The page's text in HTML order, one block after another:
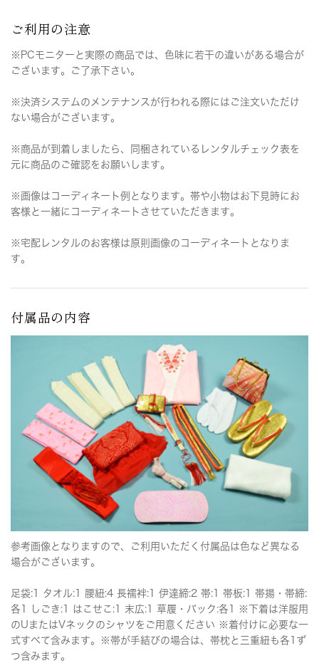
ご利用の注意
※PCモニターと実際の商品では、色味に若干の違いがある場合が
ございます。ご了承下さい。
※決済システムのメンテナンスが行われる際にはご注文いただけ
ない場合がございます。
※商品が到着しましたら、同梱されているレンタルチェック表を
元に商品のご確認をお願いします。
※画像はコーディネート例となります。帯や小物はお下見時にお
客様と一緒にコーディネートさせていただきます。
※宅配レンタルのお客様は原則画像のコーディネートとなりま
す。
付属品の内容
参考画像となりますので、ご利用いただく付属品は色など異なる
場合がございます。
足袋:1 タオル:1 腰紐:4 長襦袢:1 伊達締:2 帯:1 帯板:1 帯揚・帯締:
各1 しごき:1 はこせこ:1 末広:1 草履・バック:各1 ※下着は洋服用
のUまたはVネックのシャツをご用意ください ※着付けに必要な一
式すべて含みます。※帯が手結びの場合は、帯枕と三重紐も各1ず
つ含みます。